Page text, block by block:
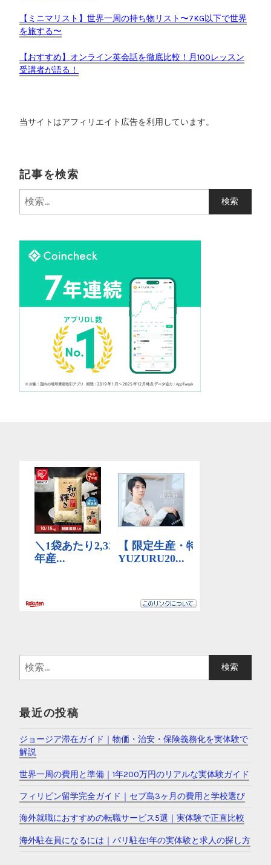
【ミニマリスト】世界一周の持ち物リスト〜7KG以下で世界
を旅する〜
【おすすめ】オンライン英会話を徹底比較！月100レッスン
受講者が語る！
当サイトはアフィリエイト広告を利用しています。
記事を検索
検
索
検
索
最近の投稿
ジョージア滞在ガイド｜物価・治安・保険義務化を実体験で
解説
世界一周の費用と準備｜1年200万円のリアルな実体験ガイド
フィリピン留学完全ガイド｜セブ島3ヶ月の費用と学校選び
海外就職におすすめの転職サービス5選｜実体験で正直比較
海外駐在員になるには｜パリ駐在1年の実体験と求人の探し方